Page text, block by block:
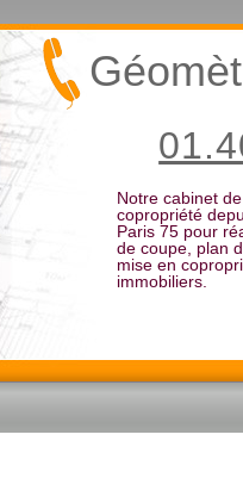
Notre cabinet
copropriété
Paris 75 pour
de coupe, plan
mise en
immobiliers.